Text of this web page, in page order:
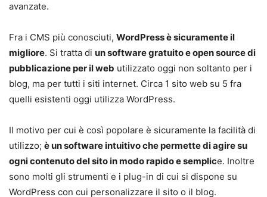
avanzate.
Fra i CMS più conosciuti, WordPress è sicuramente il
migliore. Si tratta di un software gratuito e open source di
pubblicazione per il web utilizzato oggi non soltanto per i
blog, ma per tutti i siti internet. Circa 1 sito web su 5 fra
quelli esistenti oggi utilizza WordPress.
Il motivo per cui è così popolare è sicuramente la facilità di
utilizzo; è un software intuitivo che permette di agire su
ogni contenuto del sito in modo rapido e semplice. Inoltre
sono molti gli strumenti e i plug-in di cui si dispone su
WordPress con cui personalizzare il sito o il blog.